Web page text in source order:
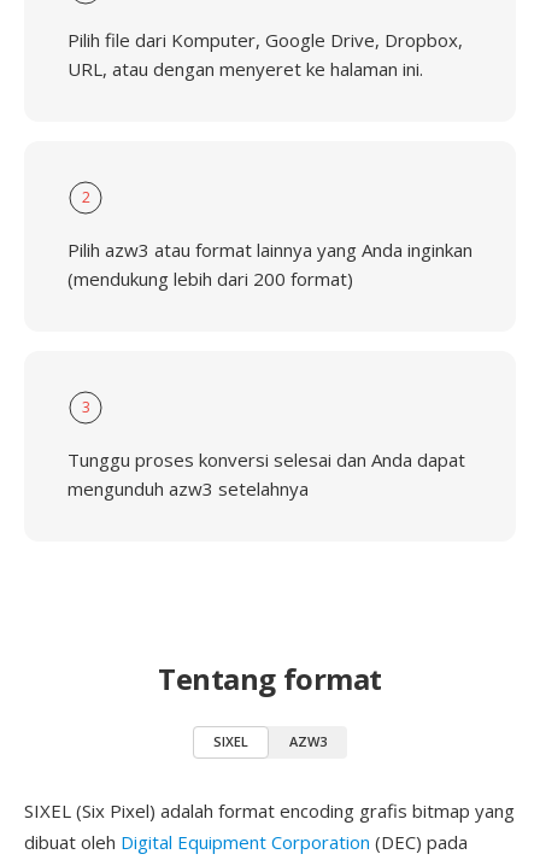
Pilih file dari Komputer, Google Drive, Dropbox,
URL, atau dengan menyeret ke halaman ini.
2
Pilih azw3 atau format lainnya yang Anda inginkan
(mendukung lebih dari 200 format)
3
Tunggu proses konversi selesai dan Anda dapat
mengunduh azw3 setelahnya
Tentang format
SIXEL AZW3
SIXEL (Six Pixel) adalah format encoding grafis bitmap yang
dibuat oleh Digital Equipment Corporation (DEC) pada